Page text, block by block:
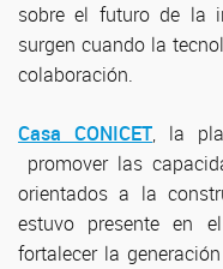
sobre el futuro de la
surgen cuando la
colaboración.
Casa CONICET, la
promover las
orientados a la
estuvo presente en
fortalecer la